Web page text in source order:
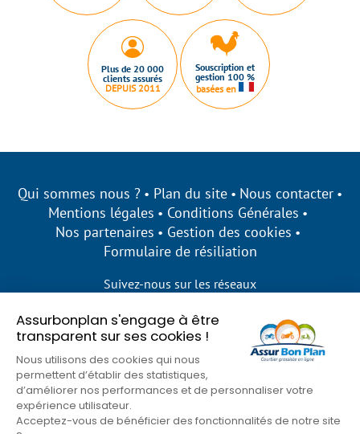
Assurbonplan s'engage à être
transparent sur ses cookies !
Nous utilisons des cookies qui nous
permettent d’établir des statistiques,
d’améliorer nos performances et de personnaliser votre
expérience utilisateur.
Acceptez-vous de bénéficier des fonctionnalités de notre site
Plus de 20 000
clients assurés
DEPUIS 2011
Souscription et
gestion 100 %
basées en
Qui sommes nous ? Plan du site
Nous contacter
Mentions légales
Conditions Générales
Nos partenaires
Gestion des cookies
Formulaire de résiliation
Suivez-nous sur les réseaux